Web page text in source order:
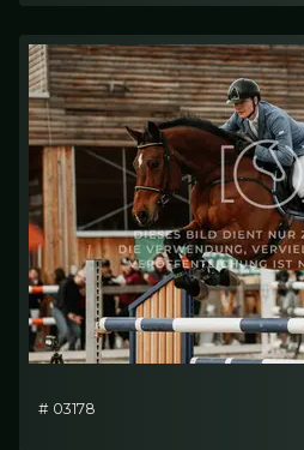
# 03178